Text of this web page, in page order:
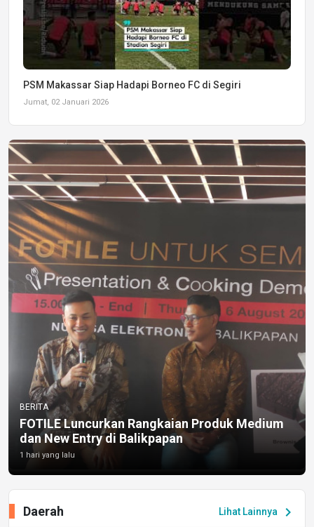
PSM Makassar Siap Hadapi Borneo FC di Segiri
Jumat, 02 Januari 2026
BERITA
FOTILE Luncurkan Rangkaian Produk Medium
dan New Entry di Balikpapan
1 hari yang lalu
Lihat Lainnya chevron_right
Daerah